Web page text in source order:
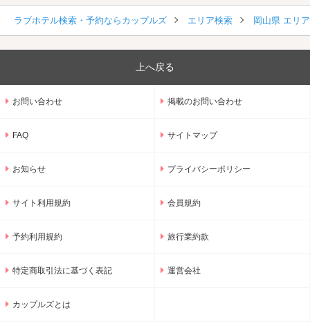
ラブホテル検索・予約ならカップルズ エリア検索 岡山県 エリ
上へ戻る
お問い合わせ 掲載のお問い合わせ
FAQ サイトマップ
お知らせ プライバシーポリシー
サイト利用規約 会員規約
予約利用規約 旅行業約款
特定商取引法に基づく表記 運営会社
カップルズとは